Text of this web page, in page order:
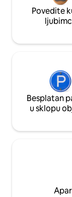
Povedite
Besplatan
u sklopu